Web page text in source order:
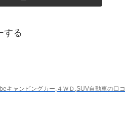
する
キャンピングカー,４ＷＤ,SUV自動車の口